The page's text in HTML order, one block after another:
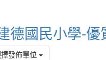
德國民小學-優
發佈單位